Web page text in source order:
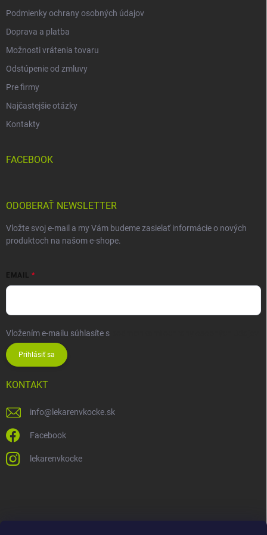
Podmienky ochrany osobných údajov
Doprava a platba
Možnosti vrátenia tovaru
Odstúpenie od zmluvy
Pre firmy
Najčastejšie otázky
Kontakty
FACEBOOK
ODOBERAŤ NEWSLETTER
Vložte svoj e-mail a my Vám budeme zasielať informácie o nových
produktoch na našom e-shope.
EMAIL
Vložením e-mailu súhlasíte s
Prihlásiť sa
KONTAKT
info@ lekarenvkocke.sk
Facebook
lekarenvkocke